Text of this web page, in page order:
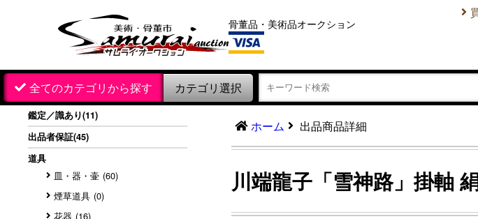
骨董品・美術品オークション
全てのカテゴリから探す カテゴリ選択
鑑定／識あり(11)
出品者保証(45)
道具
皿・器・壷 (60)
煙草道具 (0)
花器 (16)
ホーム 出品商品詳細
川端龍子「雪神路」掛軸